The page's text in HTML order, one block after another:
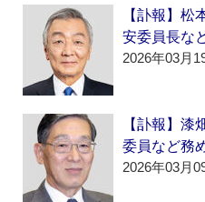
【訃報】松
安委員長な
2026年03月
【訃報】漆
委員など務
2026年03月